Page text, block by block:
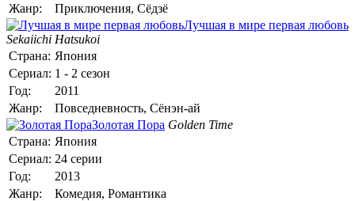
Жанр:
Приключения, Сёдзё
Лучшая в мире первая любовь
Sekaiichi Hatsukoi
Страна: Япония
Сериал: 1 - 2 сезон
Год:
2011
Жанр:
Повседневность, Сёнэн-ай
Золотая Пора Golden Time
Страна: Япония
Сериал: 24 серии
Год:
2013
Жанр:
Комедия, Романтика